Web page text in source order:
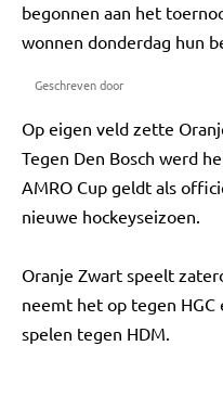
begonnen aan het
wonnen donderdag hun
Geschreven door
Op eigen veld zette
Tegen Den Bosch werd
AMRO Cup geldt als
nieuwe hockeyseizoen.
Oranje Zwart speelt
neemt het op tegen HGC
spelen tegen HDM.